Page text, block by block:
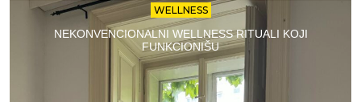
WELLNESS
NEKONVENCIONALNI WELLNESS RITUALI KOJI
FUNKCIONIŠU